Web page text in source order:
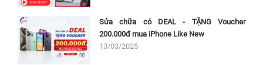
Sửa chữa có DEAL - TẶNG Voucher
200.000đ mua iPhone Like New
13/03/2025